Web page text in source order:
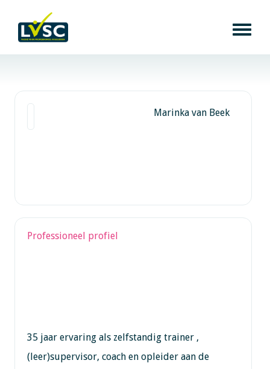
Marinka van Beek
Professioneel profiel
35 jaar ervaring als zelfstandig trainer ,
(leer)supervisor, coach en opleider aan de